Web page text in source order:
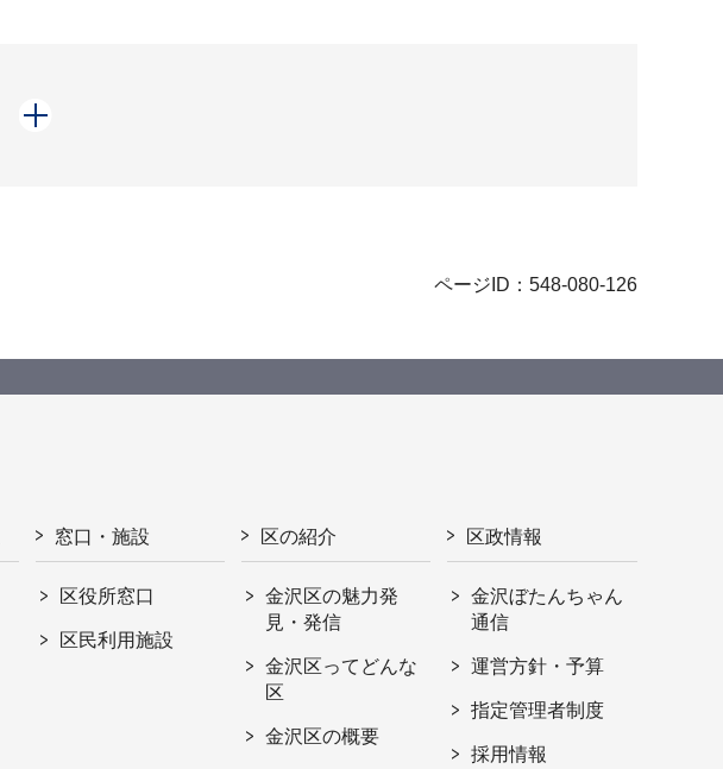
ページID：548-080-126
窓口・施設
区役所窓口
区民利用施設
区の紹介
金沢区の魅力発
見・発信
金沢区ってどんな
区
金沢区の概要
区政情報
金沢ぼたんちゃん
通信
運営方針・予算
指定管理者制度
採用情報